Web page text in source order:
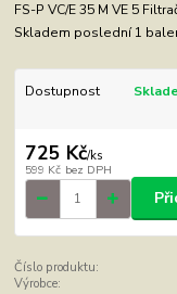
FS-P VC/E 35 M VE 5
Skladem poslední 1
Dostupnost
725 Kč/ks
599 Kč bez DPH
Číslo produktu:
Výrobce: